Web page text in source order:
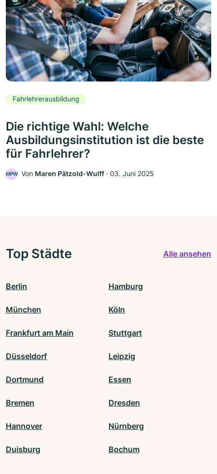
Fahrlehrerausbildung
Die richtige Wahl: Welche
Ausbildungsinstitution ist die beste
für Fahrlehrer?
MPW Von Maren Pätzold-Wulff ‧ 03. Juni 2025
Top Städte Alle ansehen
Berlin Hamburg
München Köln
Frankfurt am Main Stuttgart
Düsseldorf Leipzig
Dortmund Essen
Bremen Dresden
Hannover Nürnberg
Duisburg Bochum